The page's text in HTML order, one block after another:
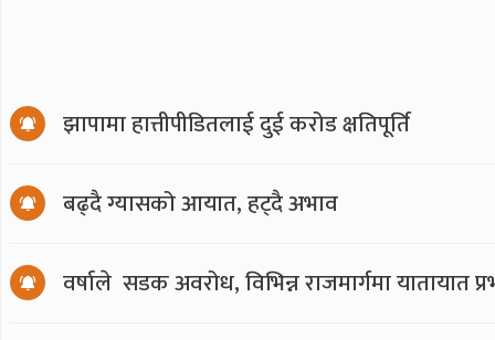
झापामा हात्तीपीडितलाई दुई करोड क्षतिपूर्ति
बढ्दै ग्यासको आयात, हट्दै अभाव
वर्षाले सडक अवरोध, विभिन्न राजमार्गमा यातायात